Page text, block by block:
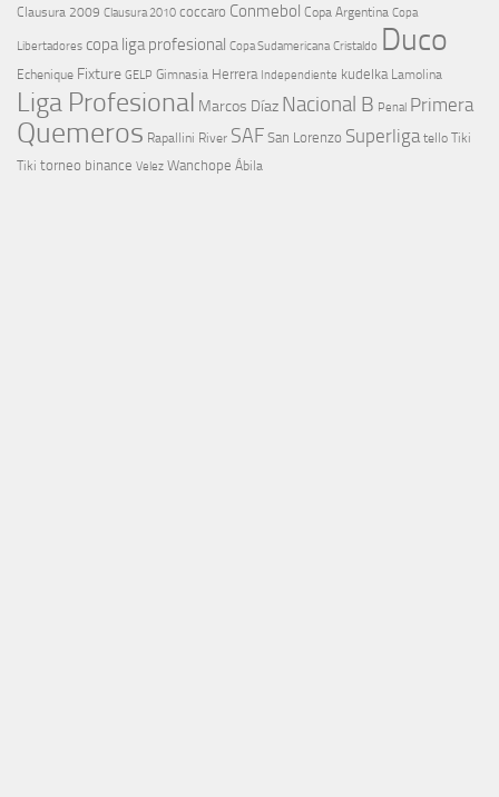
Clausura 2009 Clausura 2010 coccaro Conmebol Copa Argentina Copa
Libertadores copa liga profesional Copa Sudamericana Cristaldo Duco
Echenique Fixture GELP Gimnasia Herrera Independiente kudelka Lamolina
Liga Profesional Marcos Díaz Nacional B Penal Primera
Quemeros Rapallini River SAF San Lorenzo Superliga tello Tiki
Tiki torneo binance Velez Wanchope Ábila